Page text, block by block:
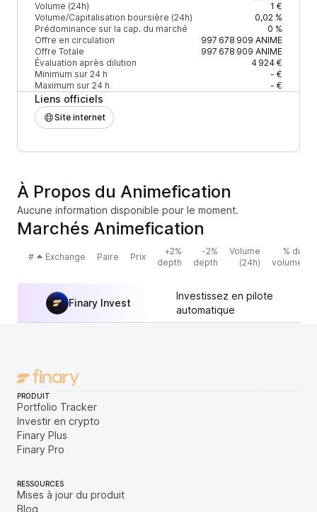
Volume (24h)
1 €
Volume/Capitalisation boursière (24h)
0,02 %
Prédominance sur la cap. du marché
0 %
Offre en circulation
997 678 909 ANIME
Offre Totale
997 678 909 ANIME
Évaluation après dilution
4 924 €
Minimum sur 24 h
- €
Maximum sur 24 h
- €
Liens officiels
Site internet
À Propos du Animefication
Aucune information disponible pour le moment.
Marchés Animefication
# Exchange Paire Prix
+2%
depth
-2%
depth
Volume
(24h)
% du
volume
Finary Invest
Investissez en pilote
automatique
PRODUIT
Portfolio Tracker
Investir en crypto
Finary Plus
Finary Pro
RESSOURCES
Mises à jour du produit
Blog